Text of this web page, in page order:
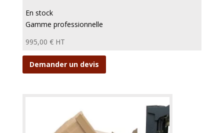
En stock
Gamme professionnelle
995,00 € HT
Demander un devis